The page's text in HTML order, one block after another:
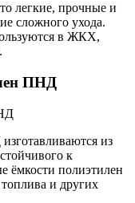
легкие, прочные и
сложного ухода.
в ЖКХ,
ПНД
из
к
ёмкости полиэтилен
и других